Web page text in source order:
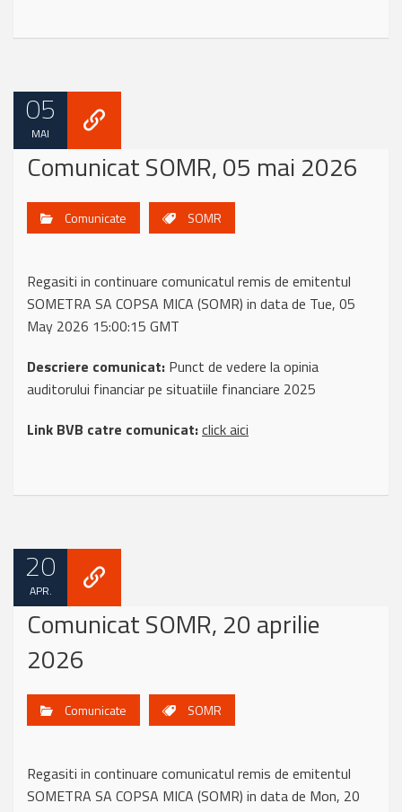
05
MAI
Comunicat SOMR, 05 mai 2026
Comunicate SOMR
Regasiti in continuare comunicatul remis de emitentul
SOMETRA SA COPSA MICA (SOMR) in data de Tue, 05
May 2026 15:00:15 GMT
Descriere comunicat: Punct de vedere la opinia
auditorului financiar pe situatiile financiare 2025
Link BVB catre comunicat:click aici
20
APR.
Comunicat SOMR, 20 aprilie
2026
Comunicate SOMR
Regasiti in continuare comunicatul remis de emitentul
SOMETRA SA COPSA MICA (SOMR) in data de Mon, 20